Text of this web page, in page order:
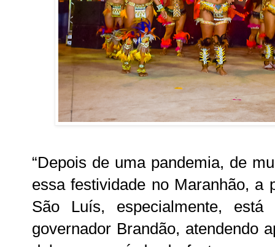
“Depois de uma pandemia, de
essa festividade no Maranhão, a
São Luís, especialmente,
governador Brandão, atendendo